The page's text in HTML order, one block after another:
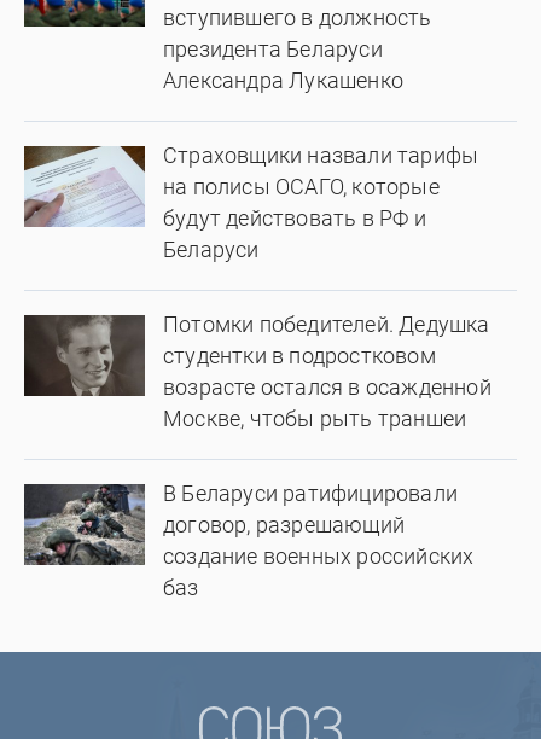
вступившего в должность
президента Беларуси
Александра Лукашенко
Страховщики назвали тарифы
на полисы ОСАГО, которые
будут действовать в РФ и
Беларуси
Потомки победителей. Дедушка
студентки в подростковом
возрасте остался в осажденной
Москве, чтобы рыть траншеи
В Беларуси ратифицировали
договор, разрешающий
создание военных российских
баз